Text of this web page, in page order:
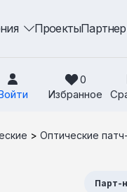
Проекты
0
Избранное
> Оптические
Парт-